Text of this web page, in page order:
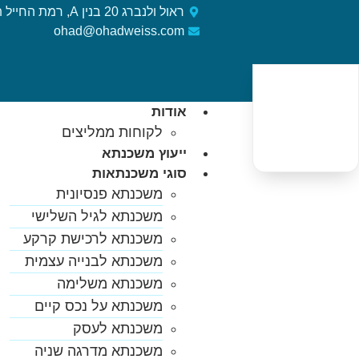
ראול ולנברג 20 בנין A, רמת החייל ת"א
ohad@ohadweiss.com
אודות
לקוחות ממליצים
ייעוץ משכנתא
סוגי משכנתאות
משכנתא פנסיונית
משכנתא לגיל השלישי
משכנתא לרכישת קרקע
משכנתא לבנייה עצמית
משכנתא משלימה
משכנתא על נכס קיים
משכנתא לעסק
משכנתא מדרגה שניה